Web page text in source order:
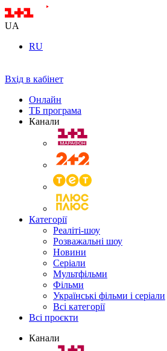
UA
RU
Вхід в кабінет
Онлайн
ТБ програма
Канали
Категорії
Реаліті-шоу
Розважальні шоу
Новини
Серіали
Мультфільми
Фільми
Українські фільми і серіали
Всі категорії
Всі проєкти
Канали